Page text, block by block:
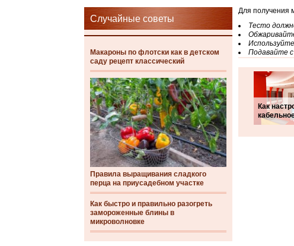
Случайные советы
Макароны по флотски как в детском
саду рецепт классический
Правила выращивания сладкого
перца на приусадебном участке
Как быстро и правильно разогреть
замороженные блины в
микроволновке
Для получения
Тесто
Подавайте
Как